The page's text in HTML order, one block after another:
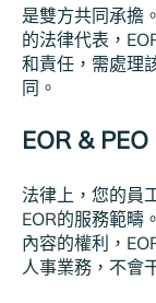
是雙方共同承擔
的法律代表，
和責任，需處理
同。
EOR &
法律上，您的員
EOR的服務範疇
內容的權利，
人事業務，不會